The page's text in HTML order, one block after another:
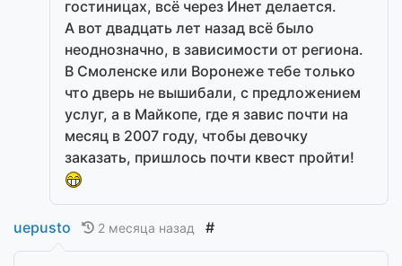
гостиницах, всё через Инет делается.
А вот двадцать лет назад всё было
неоднозначно, в зависимости от региона.
В Смоленске или Воронеже тебе только
что дверь не вышибали, с предложением
услуг, а в Майкопе, где я завис почти на
месяц в 2007 году, чтобы девочку
заказать, пришлось почти квест пройти!
uepusto 2 месяца назад #